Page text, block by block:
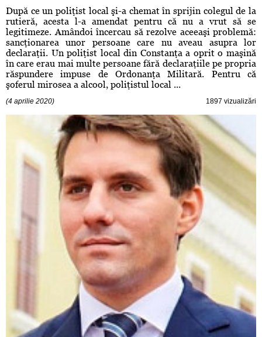
După ce un poliţist local şi-a chemat în sprijin colegul de la
rutieră, acesta l-a amendat pentru că nu a vrut să se
legitimeze. Amândoi încercau să rezolve aceeaşi problemă:
sancţionarea unor persoane care nu aveau asupra lor
declaraţii. Un poliţist local din Constanţa a oprit o maşină
în care erau mai multe persoane fără declaraţiile pe propria
răspundere impuse de Ordonanţa Militară. Pentru că
şoferul mirosea a alcool, poliţistul local ...
(4 aprilie 2020) 1897 vizualizări